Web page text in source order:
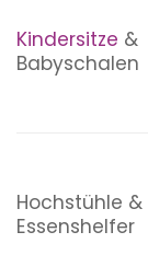
Kindersitze &
Babyschalen
Hochstühle &
Essenshelfer